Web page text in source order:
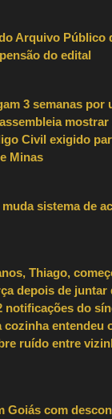
Arquivo Público
do edital
3 semanas por
Civil exigido
Minas
sistema de
Thiago,
depois de
notificações do
entendeu
ruído entre
Goiás com